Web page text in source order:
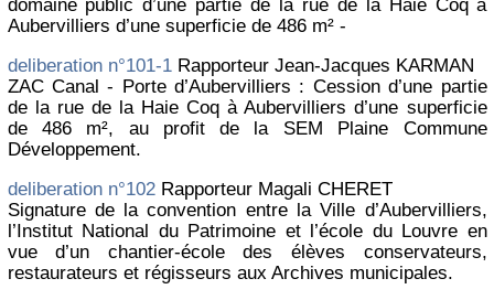
domaine public d’une partie de la rue de la Haie Coq à
Aubervilliers d’une superficie de 486 m² -
deliberation n°101-1Rapporteur Jean-Jacques KARMAN
ZAC Canal - Porte d’Aubervilliers : Cession d’une partie
de la rue de la Haie Coq à Aubervilliers d’une superficie
de 486 m², au profit de la SEM Plaine Commune
Développement.
deliberation n°102Rapporteur Magali CHERET
Signature de la convention entre la Ville d’Aubervilliers,
l’Institut National du Patrimoine et l’école du Louvre en
vue d’un chantier-école des élèves conservateurs,
restaurateurs et régisseurs aux Archives municipales.